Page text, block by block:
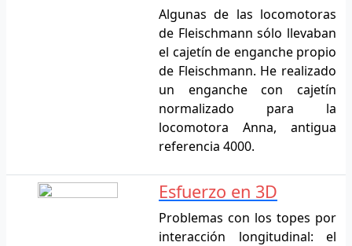
Algunas de las locomotoras
de Fleischmann sólo llevaban
el cajetín de enganche propio
de Fleischmann. He realizado
un enganche con cajetín
normalizado para la
locomotora Anna, antigua
referencia 4000.
Esfuerzo en 3D
Problemas con los topes por
interacción longitudinal: el